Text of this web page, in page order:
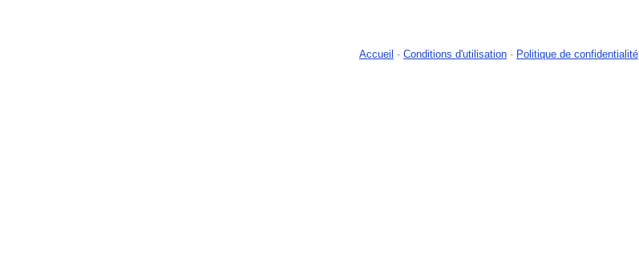
Accueil - Conditions d'utilisation - Politique de confidentialité